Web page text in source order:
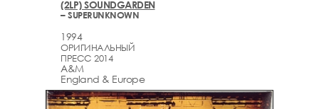
(2LP) SOUNDGARDEN
– SUPERUNKNOWN
1994
ОРИГИНАЛЬНЫЙ
ПРЕСС 2014
A&M
England & Europe